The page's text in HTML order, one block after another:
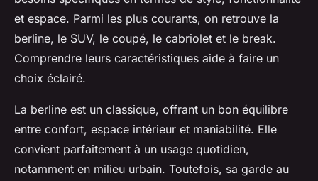
et espace. Parmi les plus courants, on retrouve la
berline, le SUV, le coupé, le cabriolet et le break.
Comprendre leurs caractéristiques aide à faire un
choix éclairé.
La berline est un classique, offrant un bon équilibre
entre confort, espace intérieur et maniabilité. Elle
convient parfaitement à un usage quotidien,
notamment en milieu urbain. Toutefois, sa garde au